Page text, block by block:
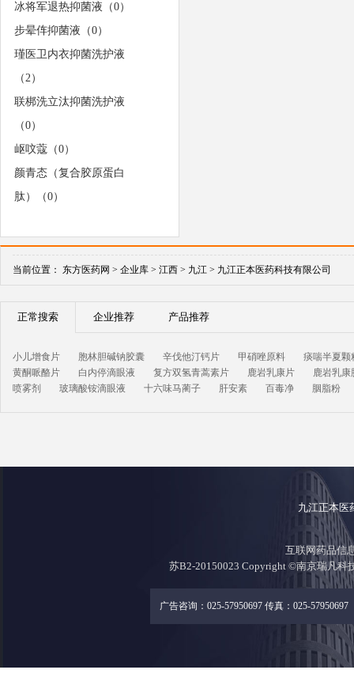
冰将军退热抑菌液（0）
步晕伡抑菌液（0）
瑾医卫内衣抑菌洗护液
（2）
联梆洗立汰抑菌洗护液
（0）
岖呅蔻（0）
颜青态（复合胶原蛋白
肽）（0）
当前位置： 东方医药网 > 企业库 > 江西 > 九江 > 九江正本医药科技有限公司
正常搜索 企业推荐 产品推荐
小儿增食片 胞林胆碱钠胶囊 辛伐他汀钙片 甲硝唑原料
痰喘半夏颗
黄酮哌酪片
白内停滴眼液 复方双氢青蒿素片 鹿岩乳康片
鹿岩乳康
喷雾剂
玻璃酸铵滴眼液 十六味马蔺子 肝安素 百毒净 胭脂粉
九江正本医
互联网药品信
苏B2-20150023 Copyright ©南京瑞凡科
广告咨询：025-57950697 传真：025-57950697